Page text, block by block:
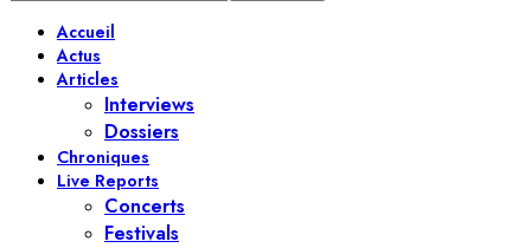
Accueil
Actus
Articles
Interviews
Dossiers
Chroniques
Live Reports
Concerts
Festivals